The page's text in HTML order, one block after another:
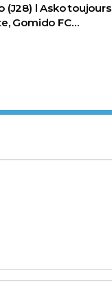
(J28) l Asko toujours
Gomido FC…